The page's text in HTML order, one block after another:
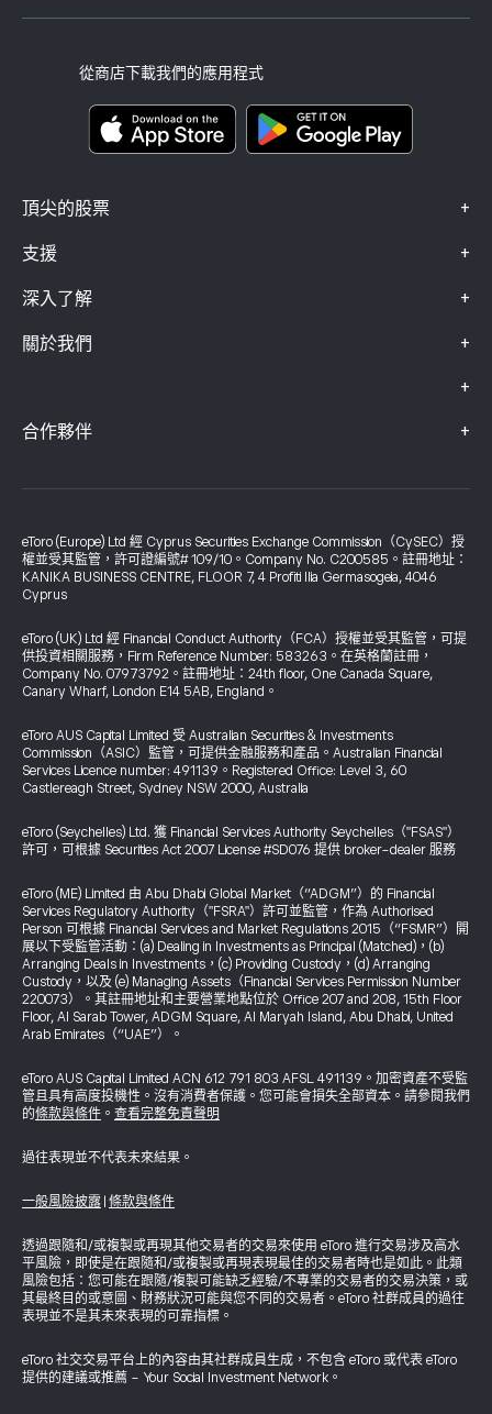
從商店下載我們的應用程式
頂尖的股票 +
支援 +
深入了解 +
關於我們 +
+
風險揭露
關鍵資訊文件
投訴資料（FCA 客戶）
合作夥伴 +
投資保險
eToro (Europe) Ltd 經 Cyprus Securities Exchange Commission（CySEC）授
權並受其監管，許可證編號# 109/10。Company No. C200585。註冊地址：
KANIKA BUSINESS CENTRE, FLOOR 7, 4 Profiti Ilia Germasogeia, 4046
Cyprus
eToro (UK) Ltd 經 Financial Conduct Authority（FCA）授權並受其監管，可提
供投資相關服務，Firm Reference Number: 583263。在英格蘭註冊，
Company No. 07973792。註冊地址：24th floor, One Canada Square,
Canary Wharf, London E14 5AB, England。
eToro AUS Capital Limited 受 Australian Securities & Investments
Commission（ASIC）監管，可提供金融服務和產品。Australian Financial
Services Licence number: 491139。Registered Office: Level 3, 60
Castlereagh Street, Sydney NSW 2000, Australia
eToro (Seychelles) Ltd. 獲 Financial Services Authority Seychelles（"FSAS"）
許可，可根據 Securities Act 2007 License #SD076 提供 broker-dealer 服務
eToro (ME) Limited 由 Abu Dhabi Global Market（“ADGM”）的 Financial
Services Regulatory Authority（"FSRA"）許可並監管，作為 Authorised
Person 可根據 Financial Services and Market Regulations 2015（“FSMR”）開
展以下受監管活動：(a) Dealing in Investments as Principal (Matched)，(b)
Arranging Deals in Investments，(c) Providing Custody，(d) Arranging
Custody，以及 (e) Managing Assets（Financial Services Permission Number
220073）。其註冊地址和主要營業地點位於 Office 207 and 208, 15th Floor
Floor, Al Sarab Tower, ADGM Square, Al Maryah Island, Abu Dhabi, United
Arab Emirates（“UAE”）。
eToro AUS Capital Limited ACN 612 791 803 AFSL 491139。加密資產不受監
管且具有高度投機性。沒有消費者保護。您可能會損失全部資本。請參閱我們
的條款與條件 。 查看完整免責聲明
過往表現並不代表未來結果。
一般風險披露 條款與條件
透過跟隨和/或複製或再現其他交易者的交易來使用 eToro 進行交易涉及高水
平風險，即使是在跟隨和/或複製或再現表現最佳的交易者時也是如此。此類
風險包括：您可能在跟隨/複製可能缺乏經驗/不專業的交易者的交易決策，或
其最終目的或意圖、財務狀況可能與您不同的交易者。eToro 社群成員的過往
表現並不是其未來表現的可靠指標。
eToro 社交交易平台上的內容由其社群成員生成，不包含 eToro 或代表 eToro
提供的建議或推薦 - Your Social Investment Network。